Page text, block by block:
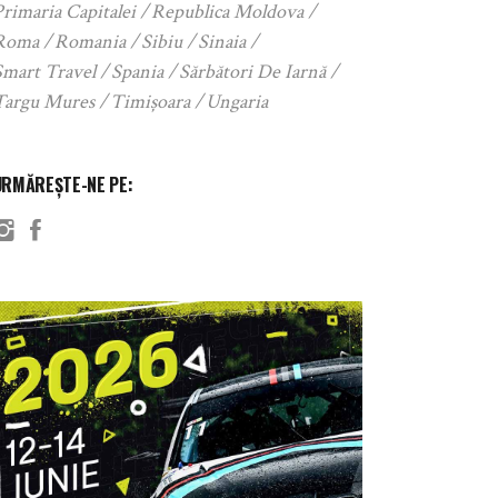
Capitalei
Republica Moldova
Romania Sibiu
Sinaia
Travel
Spania
Sărbători De Iarnă
Mures
Timișoara Ungaria
NE PE: